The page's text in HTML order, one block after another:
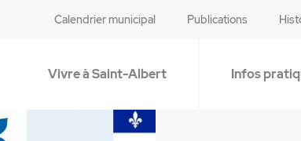
Calendrier municipal Publications
Vivre à Saint-Albert Infos